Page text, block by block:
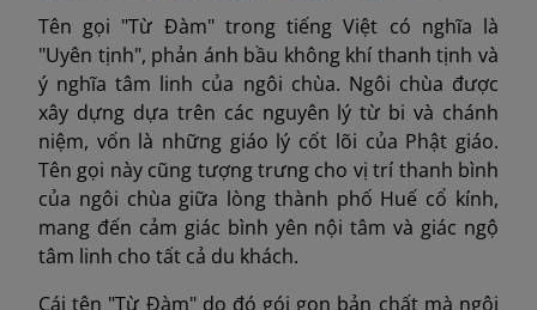
Tên gọi "Từ Đàm" trong tiếng Việt có nghĩa là
"Uyên tịnh", phản ánh bầu không khí thanh tịnh và
ý nghĩa tâm linh của ngôi chùa. Ngôi chùa được
xây dựng dựa trên các nguyên lý từ bi và chánh
niệm, vốn là những giáo lý cốt lõi của Phật giáo.
Tên gọi này cũng tượng trưng cho vị trí thanh bình
của ngôi chùa giữa lòng thành phố Huế cổ kính,
mang đến cảm giác bình yên nội tâm và giác ngộ
tâm linh cho tất cả du khách.
Cái tên "Từ Đàm" do đó gói gọn bản chất mà ngôi